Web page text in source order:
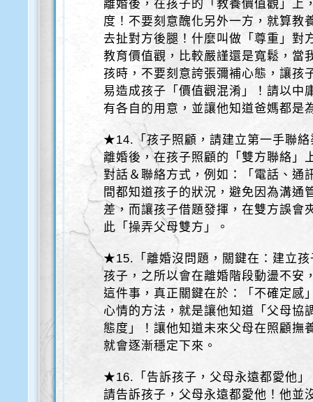
離婚後，在孩子的「教養價值觀」上
度！不要刻意醜化另外一方，就算教
去扯對方後腿！什麼叫做「尊重」對
教育價值觀，比較嚴謹還是寬鬆，當
孩時，不要刻意誇張彌補心態，讓孩
易造成孩子「價值觀混淆」！請以中
有各自的用意，並讓他知道爸媽都是
★14.「孩子照顧，請建立第一手聯絡
離婚後，在孩子照顧的「雙方聯絡」
對話＆聯絡方式，例如：「電話、通
間都知道孩子的狀況，避免因為溝通
差，而讓孩子借題發揮，在雙方誤會
此「操弄父母雙方」。
★15.「離婚沒問題，關鍵在：建立孩
孩子，之所以會在離婚階段動盪不安
這件事，真正關鍵在於：「不確定感
心情的方法，就是讓他知道「父母協
態度」！讓他知道未來父母在照顧撫
就會逐漸穩定下來。
★16.「告訴孩子，父母永遠都愛他」
請告訴孩子，父母永遠都愛他！他並